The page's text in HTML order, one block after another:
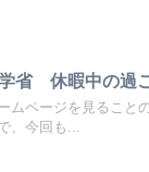
省 休暇中の過ご
ムページを見るこ
、今回も...